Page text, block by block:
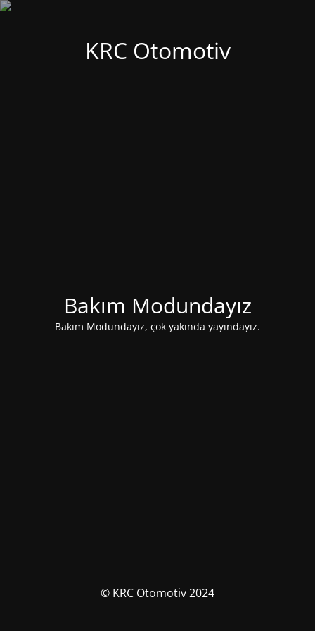
KRC Otomotiv
Bakım Modundayız
Bakım Modundayız, çok yakında yayındayız.
© KRC Otomotiv 2024